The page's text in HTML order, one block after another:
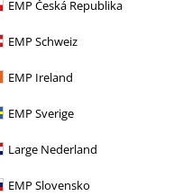
EMP Česká Republika
EMP Schweiz
EMP Ireland
EMP Sverige
Large Nederland
EMP Slovensko